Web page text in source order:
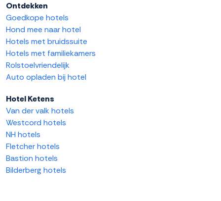
Ontdekken
Goedkope hotels
Hond mee naar hotel
Hotels met bruidssuite
Hotels met familiekamers
Rolstoelvriendelijk
Auto opladen bij hotel
Hotel Ketens
Van der valk hotels
Westcord hotels
NH hotels
Fletcher hotels
Bastion hotels
Bilderberg hotels